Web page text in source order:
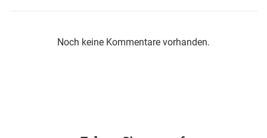
Noch keine Kommentare vorhanden.